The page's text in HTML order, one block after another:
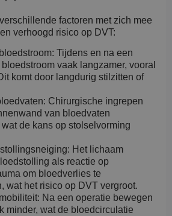
factoren met zich mee
verhoogd risico op DVT:
Tijdens en na een
vaak langzamer, vooral
komt door langdurig stilzitten of
Chirurgische ingrepen
van bloedvaten
de kans op stolselvorming
Het lichaam
als reactie op
om bloedverlies te
wat het risico op DVT vergroot.
Na een operatie bewegen
minder, wat de bloedcirculatie